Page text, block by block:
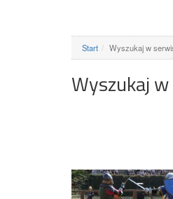
Start Wyszukaj w
Wyszukaj